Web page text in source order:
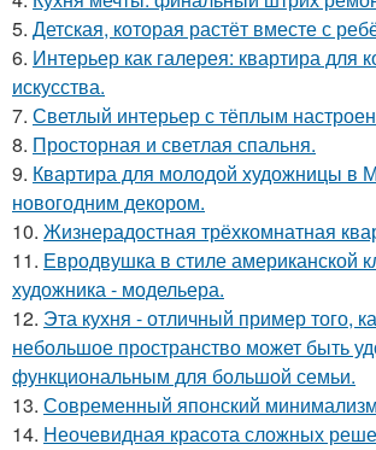
5. Детская, которая растёт вместе с
6. Интерьер как галерея: квартира для
искусства.
7. Светлый интерьер с тёплым
8. Просторная и светлая спальня.
9. Квартира для молодой художницы в
новогодним декором.
10. Жизнерадостная трёхкомнатная
11. Евродвушка в стиле американской
художника - модельера.
12. Эта кухня - отличный пример того,
небольшое пространство может быть
функциональным для большой семьи.
13. Современный японский
14. Неочевидная красота сложных